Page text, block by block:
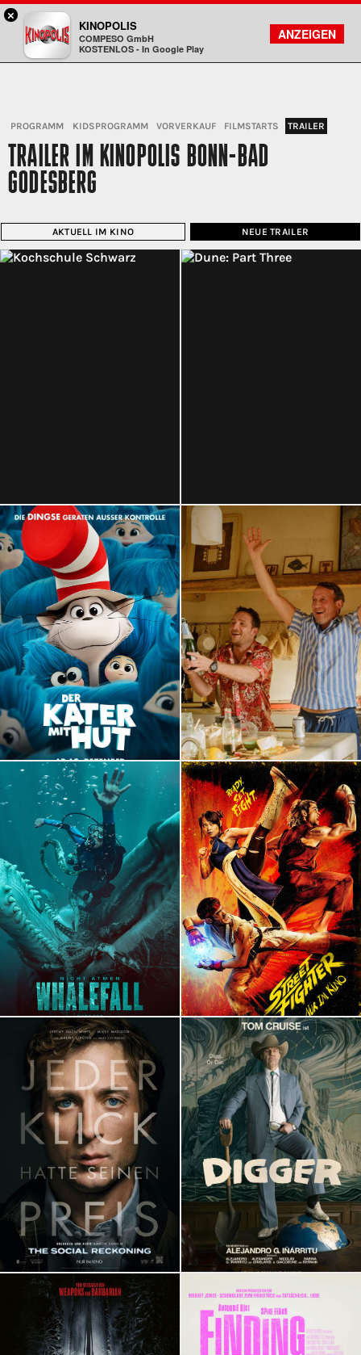
Kinopolis
FILMSUCHE
KONTO
PROGRAMM KIDSPROGRAMM VORVERKAUF FILMSTARTS TRAILER
TRAILER IM KINOPOLIS BONN-BAD
GODESBERG
AKTUELL IM KINO NEUE TRAILER
×
KINOPOLIS
COMPESO GmbH
KOSTENLOS - In Google Play
ANZEIGEN